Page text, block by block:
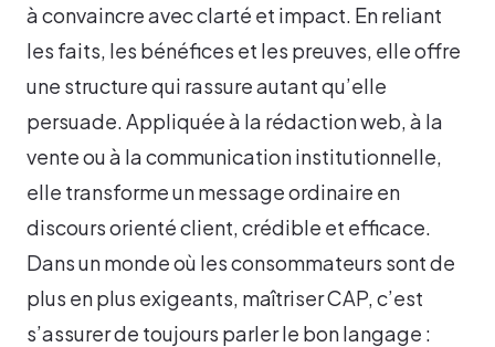
à convaincre avec clarté et impact. En reliant
les faits, les bénéfices et les preuves, elle offre
une structure qui rassure autant qu’elle
persuade. Appliquée à la rédaction web, à la
vente ou à la communication institutionnelle,
elle transforme un message ordinaire en
discours orienté client, crédible et efficace.
Dans un monde où les consommateurs sont de
plus en plus exigeants, maîtriser CAP, c’est
s’assurer de toujours parler le bon langage :